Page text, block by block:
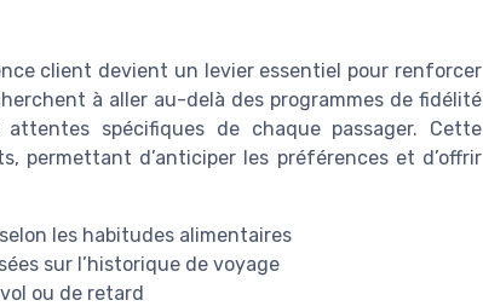
client devient un levier essentiel pour renforcer
à aller au-delà des programmes de fidélité
spécifiques de chaque passager. Cette
permettant d’anticiper les préférences et d’offrir
les habitudes alimentaires
sur l’historique de voyage
ou de retard